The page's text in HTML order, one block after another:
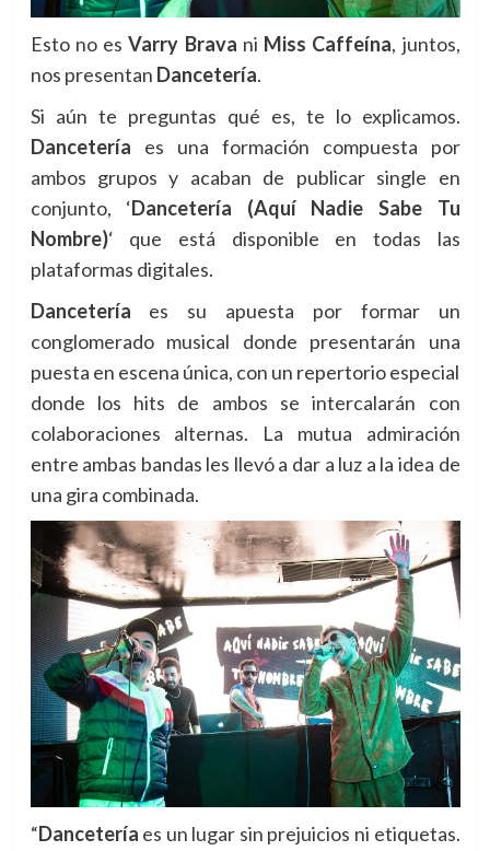
Esto no esVarry Brava ni Miss Caffeína, juntos,
nos presentan Dancetería.
Si aún te preguntas qué es, te lo explicamos.
Dancetería es una formación compuesta por
ambos grupos y acaban de publicar single en
conjunto, ‘Dancetería (Aquí Nadie Sabe Tu
Nombre)‘ que está disponible en todas las
plataformas digitales.
Dancetería es su apuesta por formar un
conglomerado musical donde presentarán una
puesta en escena única, con un repertorio especial
donde los hits de ambos se intercalarán con
colaboraciones alternas. La mutua admiración
entre ambas bandas les llevó a dar a luz a la idea de
una gira combinada.
“Dancetería es un lugar sin prejuicios ni etiquetas.